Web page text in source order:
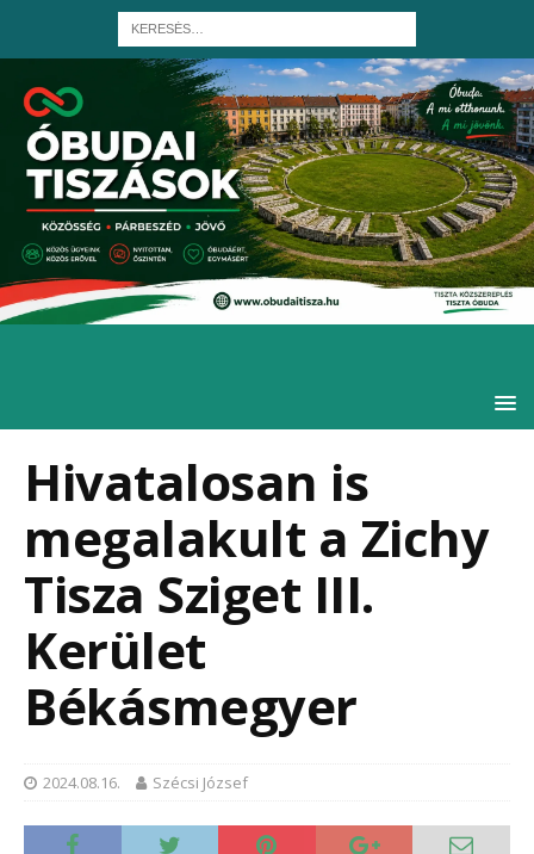
Hivatalosan is
megalakult a Zichy
Tisza Sziget III.
Kerület
Békásmegyer
2024.08.16. Szécsi József